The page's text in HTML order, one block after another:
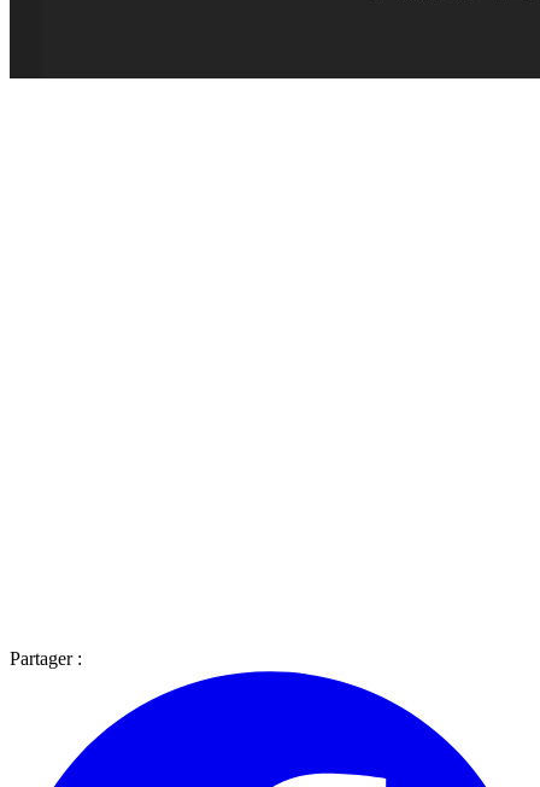
Partager :